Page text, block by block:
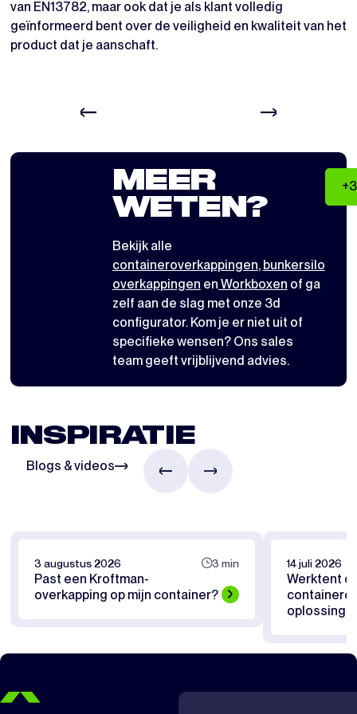
van EN13782, maar ook dat je als klant volledig
geïnformeerd bent over de veiligheid en kwaliteit van het
product dat je aanschaft.
MEER
WETEN?
Bekijk alle
containeroverkappingen, bunkersilo
overkappingen en Workboxen of ga
zelf aan de slag met onze 3d
configurator. Kom je er niet uit of
specifieke wensen? Ons sales
team geeft vrijblijvend advies.
INSPIRATIE
Blogs & videos
3 augustus 2026 3 min
Past een Kroftman-
overkapping op mijn container?
14 juli 2026
Werktent of
oplossing